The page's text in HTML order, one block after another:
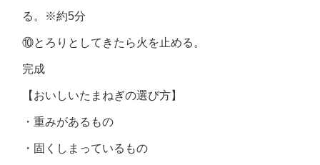
る。※約5分
⑩とろりとしてきたら火を止める。
完成
【おいしいたまねぎの選び方】
・重みがあるもの
・固くしまっているもの